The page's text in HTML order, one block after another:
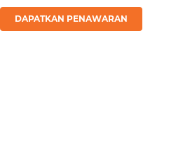
DAPATKAN PENAWARAN